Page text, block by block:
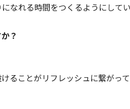
なれる時間をつくるようにしてい
？
ることがリフレッシュに繋がっ